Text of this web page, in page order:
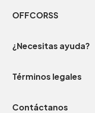
OFFCORSS
¿Necesitas ayuda?
Términos legales
Contáctanos